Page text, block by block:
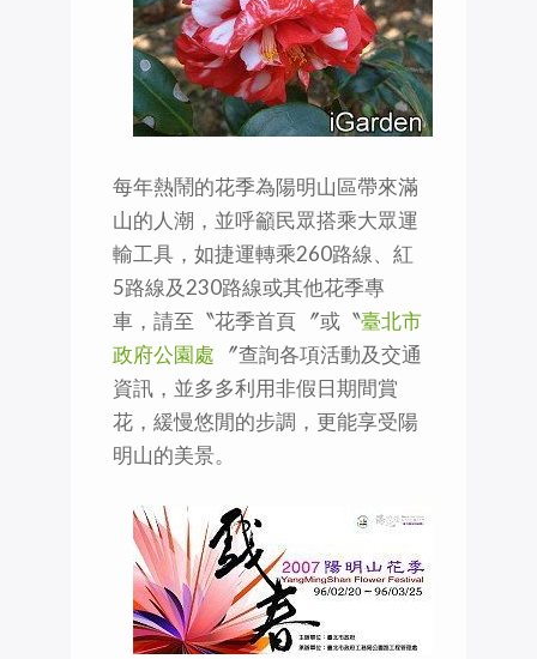
每年熱鬧的花季為陽明山區帶來滿
山的人潮，並呼籲民眾搭乘大眾運
輸工具，如捷運轉乘260路線、紅
5路線及230路線或其他花季專
車，請至〝花季首頁 〞或〝臺北市
政府公園處
〞查詢各項活動及交通
資訊，並多多利用非假日期間賞
花，緩慢悠閒的步調，更能享受陽
明山的美景。